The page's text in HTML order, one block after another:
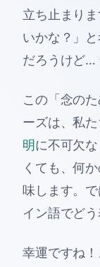
立ち止まり
いかな？」
だろうけど…
この「念の
ーズは、私
明に不可欠
くても、何
味します。
イン語でど
幸運ですね